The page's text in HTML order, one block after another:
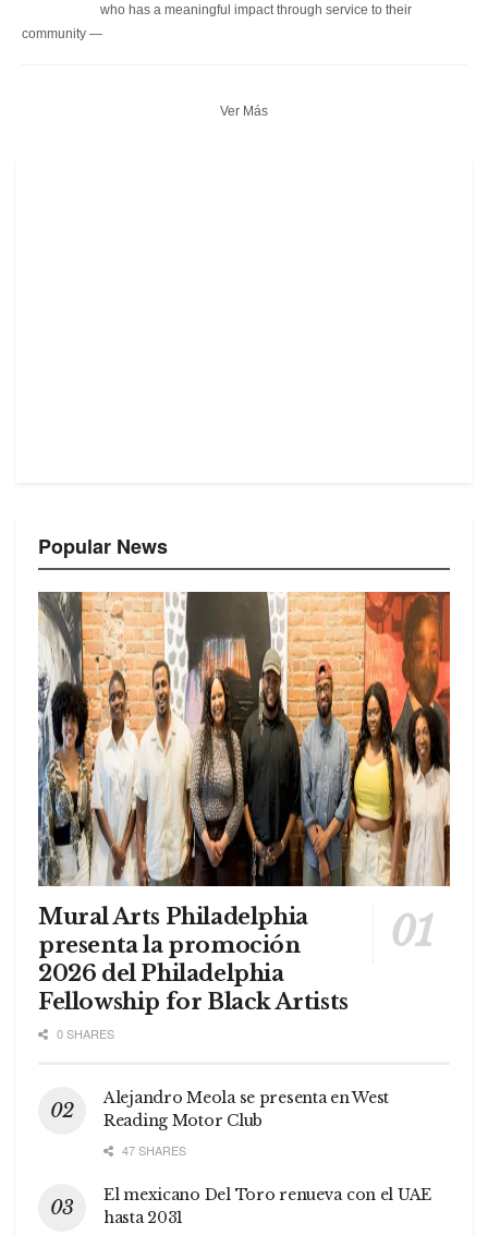
who has a meaningful impact through service to their
community —
Ver Más
Popular News
Mural Arts Philadelphia
presenta la promoción
2026 del Philadelphia
Fellowship for Black Artists
0 SHARES
Alejandro Meola se presenta en West
Reading Motor Club
47 SHARES
El mexicano Del Toro renueva con el UAE
hasta 2031